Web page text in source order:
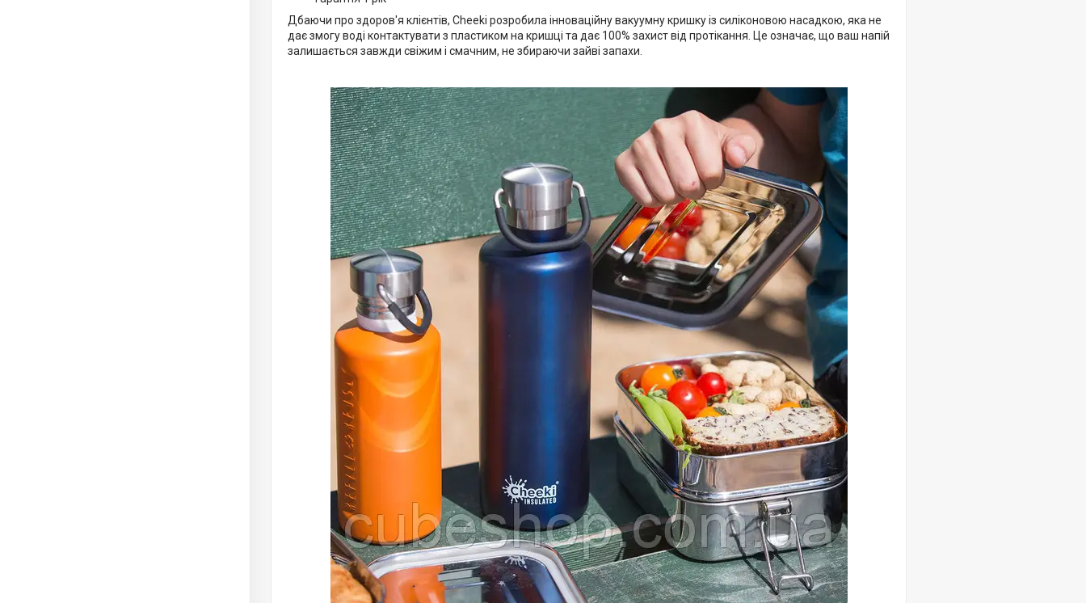
Дбаючи про здоров'я клієнтів, Cheeki розробила інноваційну вакуумну кришку із силіконовою насадкою, яка не
дає змогу воді контактувати з пластиком на кришці та дає 100% захист від протікання. Це означає, що ваш напій
залишається завжди свіжим і смачним, не збираючи зайві запахи.